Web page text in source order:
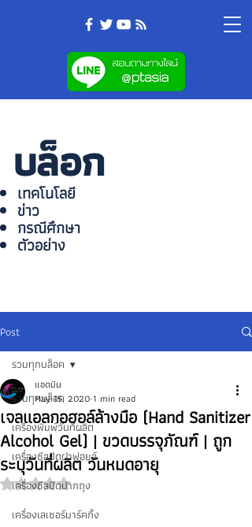
บล็อก
เทคโนโลยี
ข่าว
กรณีศึกษา
ตัวอย่าง
Post
รวมทุกบล็อค
เครื่องพิมพ์วันที่ผลิต
เครื่องซีลปิดฝาฟอยล์
เครื่องซีลปิดปากถุง
เครื่องเลเซอร์มาร์คกิ้ง
รวมทุกบล็อค
เจลแอลกอฮอล์ล้างมือ (Hand Sanitizer
Alcohol Gel) | ขวดบรรจุภัณฑ์ | ถูก
ระบุวันที่ผลิต วันหมดอายุ
แอดมิน
May 15, 2020 1 min read
Rated NaN out of 5 stars.